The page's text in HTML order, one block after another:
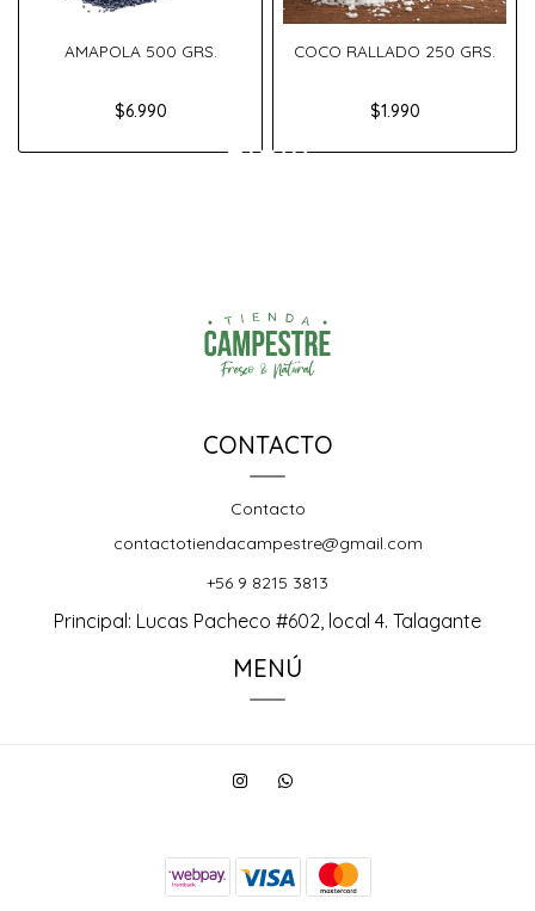
AMAPOLA 500 GRS.
$6.990
COCO RALLADO 250 GRS.
$1.990
CONTACTO
Contacto
contactotiendacampestre@gmail.com
+56 9 8215 3813
Principal: Lucas Pacheco #602, local 4. Talagante
MENÚ